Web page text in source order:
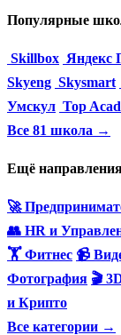
Популярные
Skillbox Яндекс
Skyeng Skysmart
Умскул Top
Все 81 школа →
Ещё
🚀
👥 HR и
🏋️ Фитнес 📹
Фотография 🎬
и Крипто
Все категории →